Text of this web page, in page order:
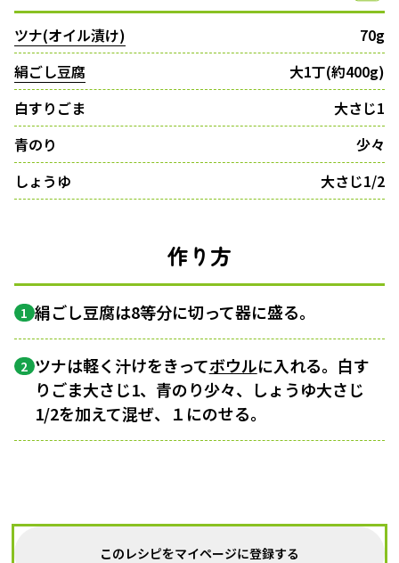
ツナ(オイル漬け)
70g
絹ごし豆腐
大1丁(約400g)
白すりごま
大さじ1
青のり
少々
しょうゆ
大さじ1/2
作り方
1 絹ごし豆腐は8等分に切って器に盛る。
2 ツナは軽く汁けをきってボウルに入れる。白す
りごま大さじ1、青のり少々、しょうゆ大さじ
1/2を加えて混ぜ、１にのせる。
このレシピをマイページに登録する